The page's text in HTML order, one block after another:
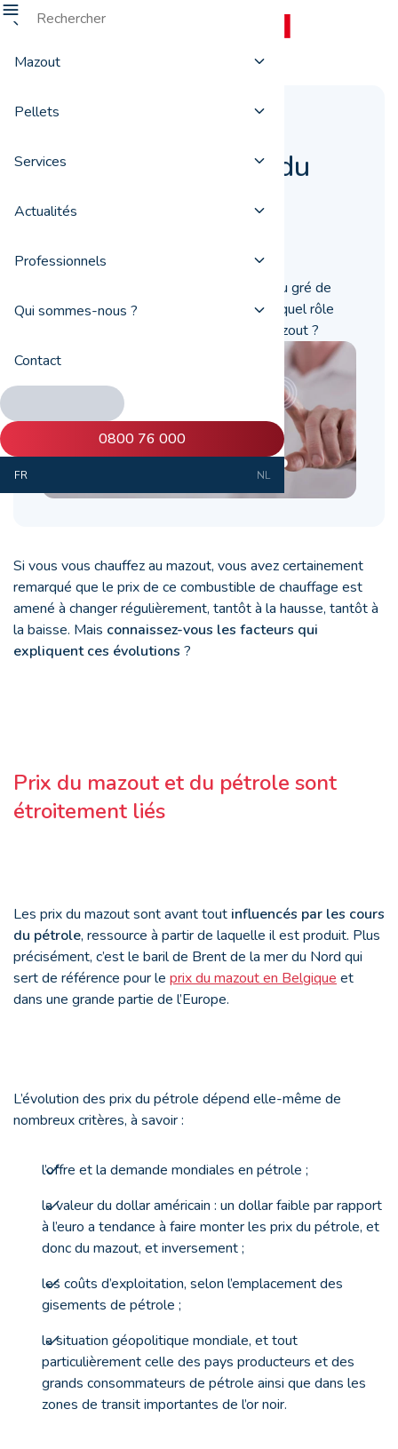
Mazout
Pellets
Services
Actualités
Professionnels
Qui sommes-nous ?
Contact
0800 76 000
FR NL
influencent le prix du
mazout
Le prix du mazout évolue chaque jour au gré de
différents facteurs. Quels sont-ils ? Et quel rôle
jouent-ils dans la fixation du prix du mazout ?
Si vous vous chauffez au mazout, vous avez certainement
remarqué que le prix de ce combustible de chauffage est
amené à changer régulièrement, tantôt à la hausse, tantôt à
la baisse. Mais connaissez-vous les facteurs qui
expliquent ces évolutions ?
Prix du mazout et du pétrole sont
étroitement liés
Les prix du mazout sont avant tout influencés par les cours
du pétrole, ressource à partir de laquelle il est produit. Plus
précisément, c’est le baril de Brent de la mer du Nord qui
sert de référence pour le prix du mazout en Belgique et
dans une grande partie de l’Europe.
L’évolution des prix du pétrole dépend elle-même de
nombreux critères, à savoir :
l’offre et la demande mondiales en pétrole ;
la valeur du dollar américain : un dollar faible par rapport
à l’euro a tendance à faire monter les prix du pétrole, et
donc du mazout, et inversement ;
les coûts d’exploitation, selon l’emplacement des
gisements de pétrole ;
la situation géopolitique mondiale, et tout
particulièrement celle des pays producteurs et des
grands consommateurs de pétrole ainsi que dans les
zones de transit importantes de l’or noir.